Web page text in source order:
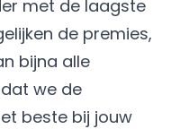
met de laagste
de premies,
bijna alle
we de
beste bij jouw